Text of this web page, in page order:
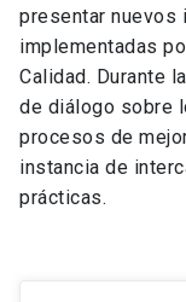
presentar nuevos
implementadas
Calidad. Durante
de diálogo sobre
procesos de
instancia de
prácticas.